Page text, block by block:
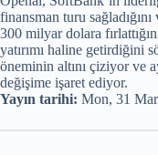
finansman turu
300 milyar dolara
yatırımı haline getirdiğini
öneminin altını çiziyor ve
değişime işaret ediyor.
Yayın tarihi: Mon, 31